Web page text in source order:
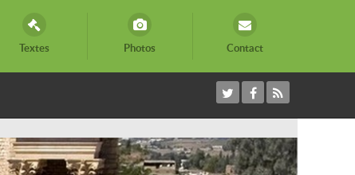
Textes Photos Contact